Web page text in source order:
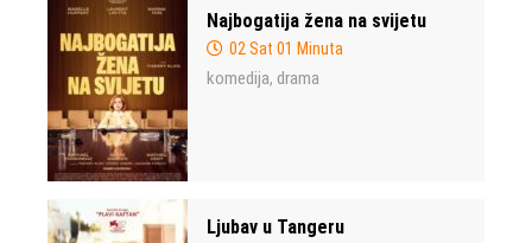
Najbogatija žena na svijetu
02 Sat 01 Minuta
komedija, drama
Ljubav u Tangeru